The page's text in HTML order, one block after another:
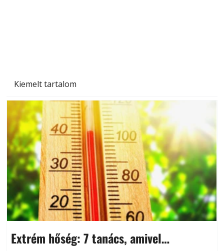
Kiemelt tartalom
Extrém hőség: 7 tanács, amivel